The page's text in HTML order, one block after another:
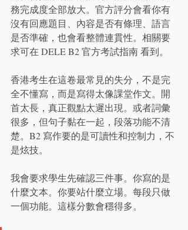
務完成度全部放大。官方評分會看你有
沒有回應題目、內容是否有條理、語言
是否準確，也會看整體連貫性。相關要
求可在 DELE B2 官方考試指南 看到。
香港考生在這卷最常見的失分，不是完
全不懂寫，而是寫得太像課堂作文。開
首太長，真正觀點太遲出現。或者詞彙
很多，但句子黏在一起，段落功能不清
楚。B2 寫作要的是可讀性和控制力，不
是炫技。
我會要求學生先確認三件事。你寫的是
什麼文本。你要站什麼立場。每段只做
一個功能。這樣分數會穩得多。